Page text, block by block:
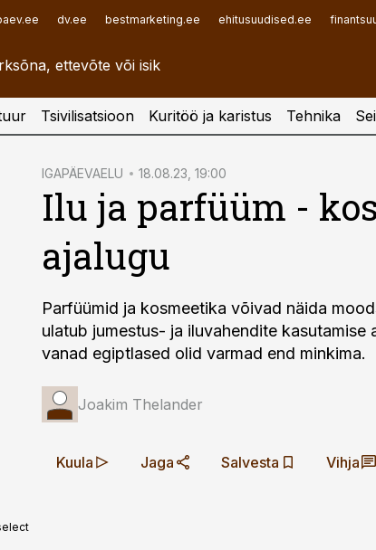
dv.ee bestmarketing.ee ehitusuudised.ee
Tsivilisatsioon Kuritöö ja karistus Tehnika
IGAPÄEVAELU 18.08.23, 19:00
Ilu ja parfüüm -
ajalugu
Parfüümid ja kosmeetika võivad näida
ulatub jumestus- ja iluvahendite kasutamise
vanad egiptlased olid varmad end minkima.
Joakim Thelander
Kuula Jaga Salvesta Vihja